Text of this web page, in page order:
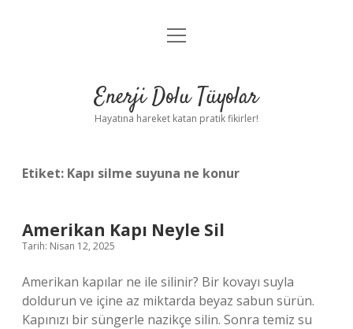
Anasayfa
Yasal Uyarı
menüyü
Enerji Dolu Tüyolar
Hayatına hareket katan pratik fikirler!
Etiket: Kapı silme suyuna ne konur
Amerikan Kapı Neyle Sil
Tarih: Nisan 12, 2025
Amerikan kapılar ne ile silinir? Bir kovayı suyla
doldurun ve içine az miktarda beyaz sabun sürün.
Kapınızı bir süngerle nazikçe silin. Sonra temiz su